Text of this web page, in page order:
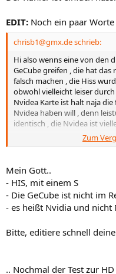
EDIT: Noch ein paar
chrisb1@gmx.de schrieb:
Hi also wenns eine von den
GeCube greifen , die hat
falsch machen , die Hiss
obwohl vielleicht leiser
Nvidea Karte ist halt naja
Nvidea haben will , denn
identisch , die Nvidea ist
also wie gesagt ich wurde
nen anderen Aufkleber drauf
Zum
Mein Gott..
- HIS, mit einem S
- Die GeCube ist nicht im
- es heißt Nvidia und nicht
Bitte, editiere schnell
.. Nochmal der Test zur